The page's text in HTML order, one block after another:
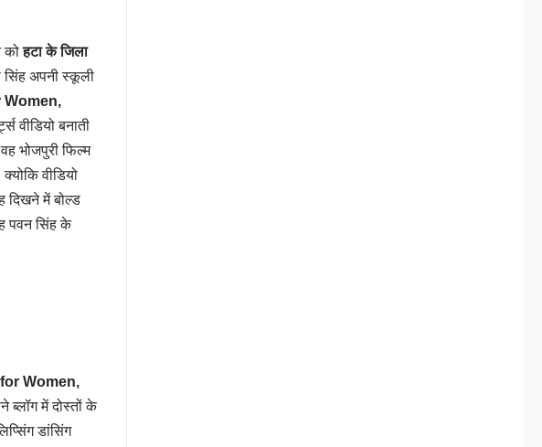
कोहटा के जिला
अपनी स्कूली
Women,
वीडियो बनाती
भोजपुरी फिल्म
वीडियो
दिखने में बोल्ड
पवन सिंह के
Women,
ब्लॉग में दोस्तों के
डांसिंग